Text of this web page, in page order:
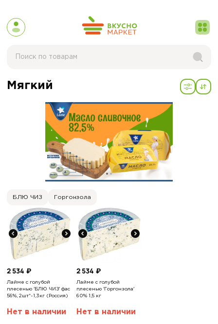
Мягкий
БЛЮ ЧИЗ Горгонзола
2 534 ₽
Лайме с голубой
плесенью 'БЛЮ ЧИЗ' фас
56%, 2шт*~1,3кг (Россия)
Нет в наличии
2 534 ₽
Лайме с голубой
плесенью 'Горгонзола'
60% 1,5 кг
Нет в наличии